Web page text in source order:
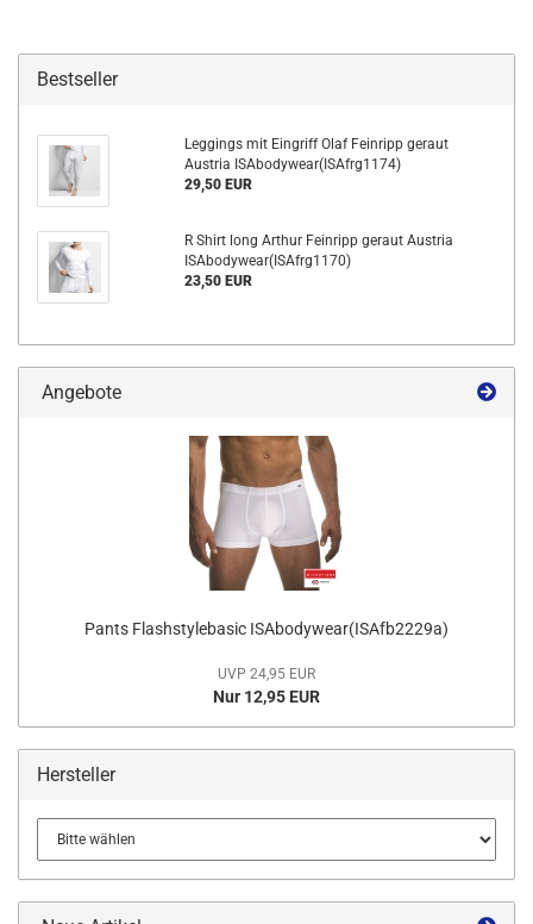
Bestseller
Leggings mit Eingriff Olaf Feinripp geraut
Austria ISAbodywear(ISAfrg1174)
29,50 EUR
R Shirt long Arthur Feinripp geraut Austria
ISAbodywear(ISAfrg1170)
23,50 EUR
Angebote
Pants Flashstylebasic ISAbodywear(ISAfb2229a)
UVP 24,95 EUR
Nur 12,95 EUR
Hersteller